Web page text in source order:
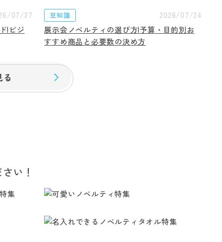
07/27
|ビジ
豆知識
2026/07/24
展示会ノベルティの選び方|予算・目的別お
すすめ商品と必要数の決め方
い！